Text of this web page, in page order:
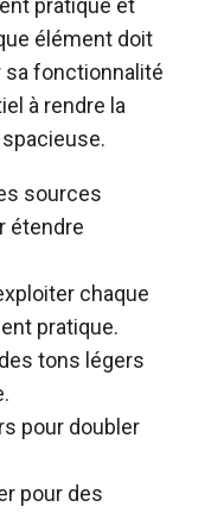
pratique et
élément doit
fonctionnalité
à rendre la
sources
étendre
chaque
pratique.
tons légers
pour doubler
pour des